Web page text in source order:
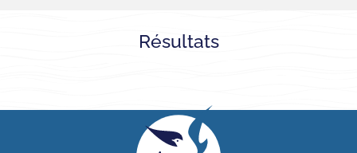
RésultatsLoading...